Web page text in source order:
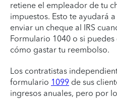
retiene el empleador de tu
impuestos. Esto te ayudará
enviar un cheque al IRS
Formulario 1040 o si
cómo gastar tu reembolso.
Los contratistas
formulario 1099 de sus
ingresos anuales, pero por